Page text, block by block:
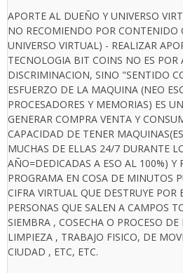
APORTE AL DUEÑO Y UNIVERSO
NO RECOMIENDO POR CONTENIDO
UNIVERSO VIRTUAL) - REALIZAR
TECNOLOGIA BIT COINS NO ES POR
DISCRIMINACION, SINO "SENTIDO
ESFUERZO DE LA MAQUINA (NEO
PROCESADORES Y MEMORIAS) ES
GENERAR COMPRA VENTA Y
CAPACIDAD DE TENER
MUCHAS DE ELLAS 24/7 DURANTE
AÑO=DEDICADAS A ESO AL 100%) Y
PROGRAMA EN COSA DE MINUTOS
CIFRA VIRTUAL QUE DESTRUYE POR
PERSONAS QUE SALEN A CAMPOS
SIEMBRA , COSECHA O PROCESO
LIMPIEZA , TRABAJO FISICO, DE
CIUDAD , ETC, ETC.